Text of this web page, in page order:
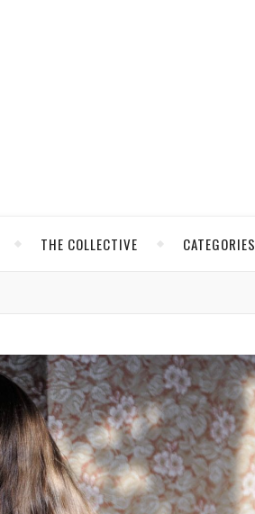
THE COLLECTIVE CATEGORIES